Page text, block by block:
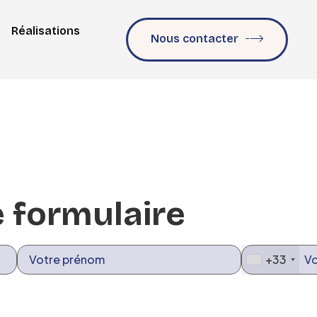
Réalisations
Nous contacter
formulaire
+33